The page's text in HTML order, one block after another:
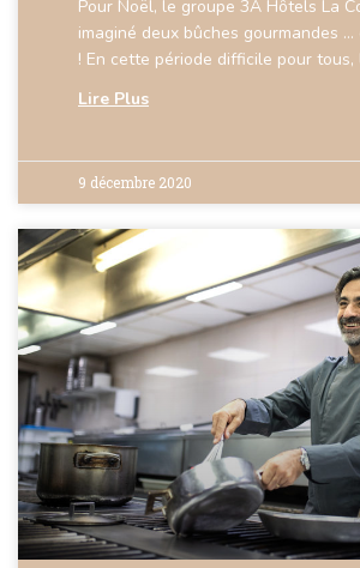
Pour Noël, le groupe 3A Hôtels La
imaginé deux bûches gourmandes
! En cette période difficile pour tous,
Lire Plus
9 décembre 2020